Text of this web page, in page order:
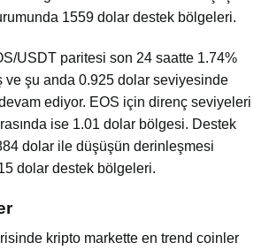
1559 dolar destek bölgeleri.
USDT paritesi son 24 saatte 1.74%
ve şu anda 0.925 dolar seviyesinde
ediyor. EOS için direnç seviyeleri
ise 1.01 dolar bölgesi. Destek
dolar ile düşüşün derinleşmesi
dolar destek bölgeleri.
kripto markette en trend coinler